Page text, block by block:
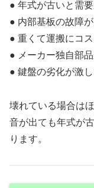
● 年式が古いと需
● 内部基板の故障
● 重くて運搬にコ
● メーカー独自部
● 鍵盤の劣化が激
壊れている場合は
音が出ても年式が
ります。